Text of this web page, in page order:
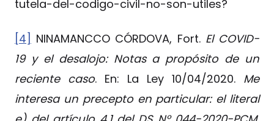
tutela-del-codigo-civil-no-son-utiles?
[4] NINAMANCCO CÓRDOVA, Fort.El COVID-
19 y el desalojo: Notas a propósito de un
reciente caso. En: La Ley 10/04/2020. Me
interesa un precepto en particular: el literal